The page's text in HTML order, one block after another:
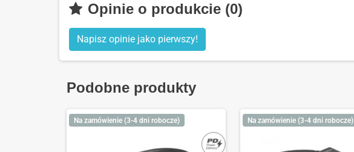
Opinie o produkcie (0)
Napisz opinie jako pierwszy!
Podobne produkty
Na zamówienie (3-4 dni robocze) Na zamówienie (3-4 dni robocze)